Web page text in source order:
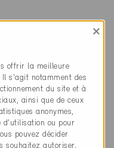
×
offrir la meilleure
s'agit notamment des
du site et à
ainsi que de ceux
anonymes,
ou pour
pouvez décider
souhaitez autoriser.